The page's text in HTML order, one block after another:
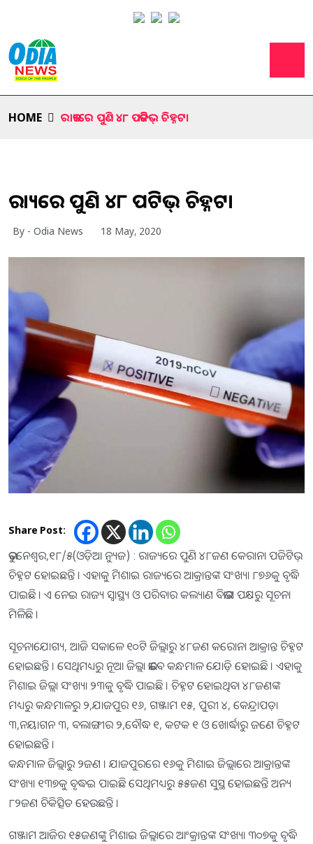
HOME ରାଜ୍ୟରେ ପୁଣି ୪୮ ପଜିଟିଭ୍ ଚିହ୍ନଟ।
ରାଜ୍ୟରେ ପୁଣି ୪୮ ପଜିଟିଭ୍ ଚିହ୍ନଟ।
By - Odia News 18 May, 2020
Share Post:
ଭୁବନେଶ୍ୱର,୧୮/୫(ଓଡ଼ିଆ ନ୍ୟୁଜ) : ରାଜ୍ୟରେ ପୁଣି ୪୮ଜଣ କେରାନା ପଜିଟିଭ୍
ଚିହ୍ନଟ ହୋଇଛନ୍ତି । ଏହାକୁ ମିଶାଇ ରାଜ୍ୟରେ ଆକ୍ରାନ୍ତଙ୍କ ସଂଖ୍ୟା ୮୭୬କୁ ବୃଦ୍ଧି
ପାଇଛି । ଏ ନେଇ ରାଜ୍ୟ ସ୍ୱାସ୍ଥ୍ୟ ଓ ପରିବାର କଲ୍ୟାଣ ବିଭାଗ ପକ୍ଷରୁ ସୂଚନା
ମିଳିଛି ।
ସୂଚନାଯୋଗ୍ୟ, ଆଜି ସକାଳେ ୧୦ଟି ଜିଲ୍ଲାରୁ ୪୮ଜଣ କରୋନା ଆକ୍ରାନ୍ତ ଚିହ୍ନଟ
ହୋଇଛନ୍ତି । ସେଥିମଧ୍ୟରୁ ନୂଆ ଜିଲ୍ଲା ଭାବେ କନ୍ଧମାଳ ଯୋଡ଼ି ହୋଇଛି । ଏହାକୁ
ମିଶାଇ ଜିଲ୍ଲା ସଂଖ୍ୟା ୨୩କୁ ବୃଦ୍ଧି ପାଇଛି । ଚିହ୍ନଟ ହୋଇଥିବା ୪୮ଜଣଙ୍କ
ମଧ୍ୟରୁ କନ୍ଧମାଳରୁ ୨,ଯାଜପୁର ୧୬, ଗଞ୍ଜାମ ୧୫, ପୁରୀ ୪, କେନ୍ଦ୍ରାପଡ଼ା
୩,ନୟାଗନ ୩, ବଲାଙ୍ଗୀର ୨,ବୌଦ୍ଧ ୧, କଟକ ୧ ଓ ଖୋର୍ଦ୍ଧାରୁ ଜଣେ ଚିହ୍ନଟ
ହୋଇଛନ୍ତି ।
କନ୍ଧମାଳ ଜିଲ୍ଲାରୁ ୨ଜଣ । ଯାଜପୁରରେ ୧୬କୁ ମିଶାଇ ଜିଲ୍ଲାରେ ଆକ୍ରାନ୍ତଙ୍କ
ସଂଖ୍ୟା ୧୩୭କୁ ବୃଦ୍ଧଇ ପାଇଛି ସେଥିମଧ୍ୟରୁ ୫୫ଜଣ ସୁସ୍ଥ ହୋଇଛନ୍ତି ଅନ୍ୟ
୮୨ଜଣ ଚିକିତ୍ସିତ ହେଉଛନ୍ତି ।
ଗଞ୍ଜାମ ଆଜିର ୧୫ଜଣଙ୍କୁ ମିଶାଇ ଜିଲ୍ଲାରେ ଆଂକ୍ରାନ୍ତଙ୍କ ସଂଖ୍ୟା ୩୦୭କୁ ବୃଦ୍ଧି